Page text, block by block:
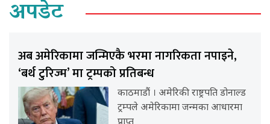
अपडेट
अब अमेरिकामा जन्मिएकै भरमा नागरिकता नपाइने,
‘बर्थ टुरिज्म’ मा ट्रम्पको प्रतिबन्ध
काठमाडौं । अमेरिकी राष्ट्रपति डोनाल्ड
ट्रम्पले अमेरिकामा जन्मका आधारमा